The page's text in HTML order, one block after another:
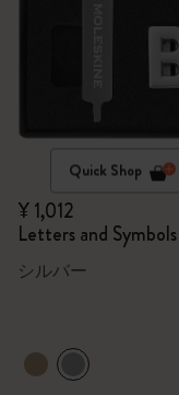
Quick Shop
¥ 1,012
Letters and Symbols
シルバー